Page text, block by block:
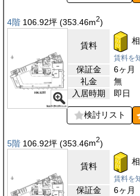
4階 106.92坪 (353.46m2)
賃料
賃料を
保証金
6ヶ月
礼金
無
入居時期
即日
検討リスト
5階 106.92坪 (353.46m2)
賃料
賃料を
保証金
6ヶ月